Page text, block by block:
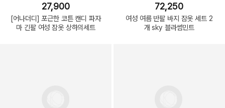
27,900
[어나더디] 포근한 코튼 캔디 파자
마 긴팔 여성 잠옷 상하의세트
72,250
여성 여름 반팔 바지 잠옷 세트 2
개 sky 블라썸민트